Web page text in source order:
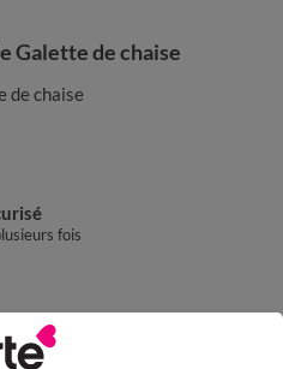
Galette de chaise
de chaise
fois
automatiques